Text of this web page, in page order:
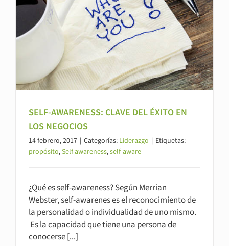
SELF-AWARENESS: CLAVE DEL ÉXITO EN
LOS NEGOCIOS
14 febrero, 2017 | Categorías: Liderazgo | Etiquetas:
propósito,Self awareness,self-aware
¿Qué es self-awareness? Según Merrian
Webster, self-awarenes es el reconocimiento de
la personalidad o individualidad de uno mismo.
Es la capacidad que tiene una persona de
conocerse [...]